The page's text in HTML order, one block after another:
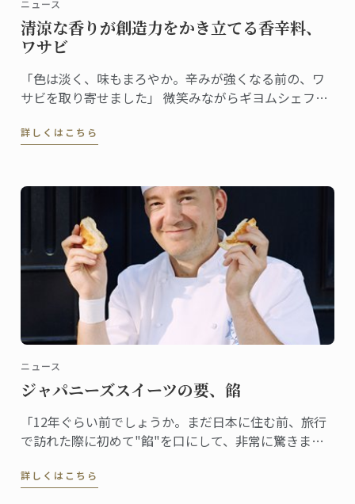
ニュース
清涼な香りが創造力をかき立てる香辛料、
ワサビ
「色は淡く、味もまろやか。辛みが強くなる前の、ワ
サビを取り寄せました」 微笑みながらギヨムシェフが
る立派なサイズだ。
詳しくはこちら
ニュース
ジャパニーズスイーツの要、餡
「12年ぐらい前でしょうか。まだ日本に住む前、旅行
で訪れた際に初めて"餡"を口にして、非常に驚きまし
ずしませんから。食感も不思議でした」
詳しくはこちら